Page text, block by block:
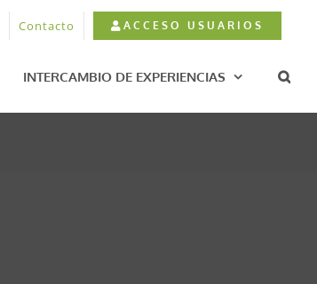
Contacto ACCESO USUARIOS
INTERCAMBIO DE EXPERIENCIAS